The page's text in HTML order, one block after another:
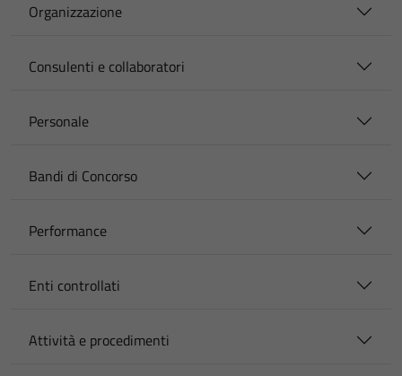
Organizzazione
Consulenti e collaboratori
Personale
Bandi di Concorso
Performance
Enti controllati
Attività e procedimenti